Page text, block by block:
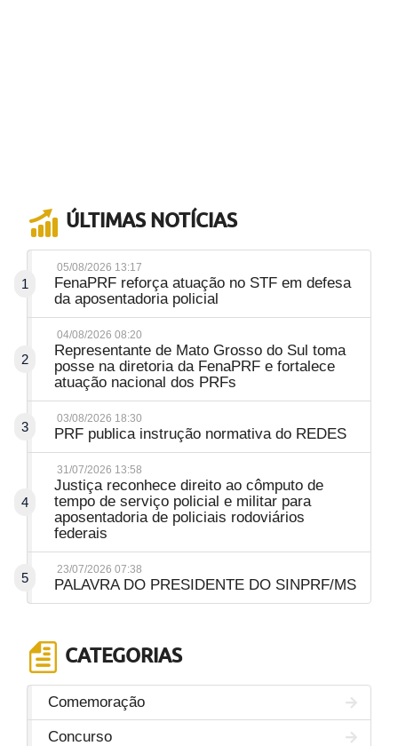
ÚLTIMAS NOTÍCIAS
1
05/08/2026 13:17
FenaPRF reforça atuação no STF em defesa
da aposentadoria policial
2
04/08/2026 08:20
Representante de Mato Grosso do Sul toma
posse na diretoria da FenaPRF e fortalece
atuação nacional dos PRFs
3
03/08/2026 18:30
PRF publica instrução normativa do REDES
4
31/07/2026 13:58
Justiça reconhece direito ao cômputo de
tempo de serviço policial e militar para
aposentadoria de policiais rodoviários
federais
5
23/07/2026 07:38
PALAVRA DO PRESIDENTE DO SINPRF/MS
CATEGORIAS
Comemoração
Concurso